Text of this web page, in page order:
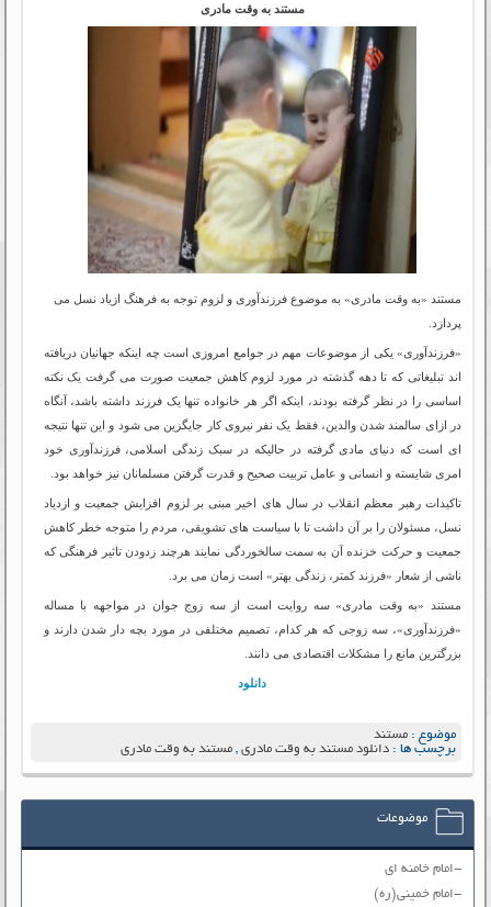
مستند به وقت مادری
مستند «به وقت مادری» به موضوع فرزندآوری و لزوم توجه به فرهنگ ازیاد نسل می
پردازد.
«فرزندآوری» یکی از موضوعات مهم در جوامع امروزی است چه اینکه جهانیان دریافته
اند تبلیغاتی که تا دهه گذشته در مورد لزوم کاهش جمعیت صورت می گرفت یک نکته
اساسی را در نظر گرفته بودند، اینکه اگر هر خانواده تنها یک فرزند داشته باشد، آنگاه
در ازای سالمند شدن والدین، فقط یک نفر نیروی کار جایگزین می شود و این تنها نتیجه
ای است که دنیای مادی گرفته در حالیکه در سبک زندگی اسلامی، فرزندآوری خود
امری شایسته و انسانی و عامل تربیت صحیح و قدرت گرفتن مسلمانان نیز خواهد بود.
تاکیدات رهبر معظم انقلاب در سال های اخیر مبنی بر لزوم افزایش جمعیت و ازدیاد
نسل، مسئولان را بر آن داشت تا با سیاست های تشویقی، مردم را متوجه خطر کاهش
جمعیت و حرکت خزنده آن به سمت سالخوردگی نمایند هرچند زدودن تاثیر فرهنگی که
ناشی از شعار «فرزند کمتر، زندگی بهتر» است زمان می برد.
مستند «به وقت مادری» سه روایت است از سه زوج جوان در مواجهه با مساله
«فرزندآوری»، سه زوجی که هر کدام، تصمیم مختلفی در مورد بچه دار شدن دارند و
بزرگترین مانع را مشکلات اقتصادی می دانند.
دانلود
موضوع :مستند
برچسب ها :دانلود مستند به وقت مادری ,مستند به وقت مادری
موضوعات
-امام خامنه ای
-امام خمینی(ره)